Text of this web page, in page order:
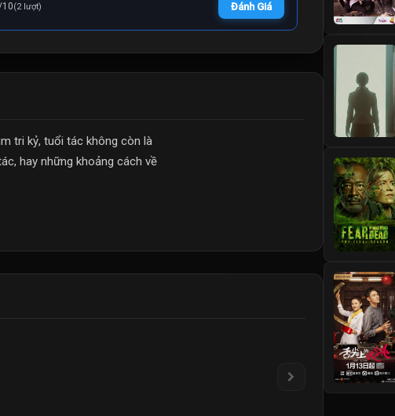
10(2 lượt) Đánh Giá
tri kỷ, tuổi tác không còn là
hay những khoảng cách về